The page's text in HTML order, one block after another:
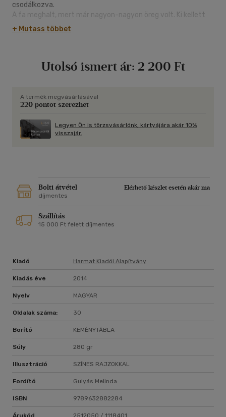
csodálkozva.
A fa meghalt, mert már nagyon-nagyon öreg volt. Ki kellett
vágni felelte nagypapa.
a gyerekekkel az elmúlásról általában vagy egy családtag,
ismerős haláláról.
+ Mutass többet
Utolsó ismert ár: 2 200 Ft
A termék megvásárlásával
220 pontot szerezhet
Legyen Ön is törzsvásárlónk, kártyájára akár 10%
visszajár.
Bolti átvétel
Elérhető készlet esetén akár ma
díjmentes
Szállítás
15 000 Ft felett díjmentes
Kiadó Harmat Kiadói Alapítvány
Kiadás éve 2014
Nyelv MAGYAR
Oldalak száma: 30
Borító KEMÉNYTÁBLA
Súly 280 gr
Illusztráció SZÍNES RAJZOKKAL
Fordító Gulyás Melinda
ISBN 9789632882284